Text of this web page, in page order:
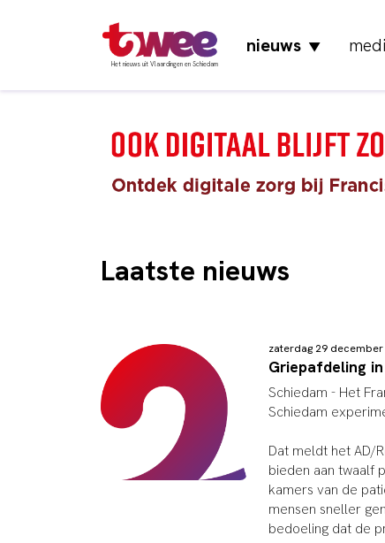
Het nieuws uit Vlaardingen en Schiedam
nieuws▼
Laatste nieuws
zaterdag 29 december
Griepafdeling
Schiedam - Het
Schiedam
Dat meldt het AD/
bieden aan twaalf
kamers van de
mensen sneller
bedoeling dat de